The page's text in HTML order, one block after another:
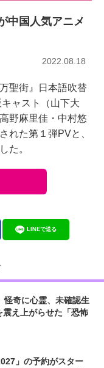
中国人気アニメ
2022.08.18
聖街』日本語吹替
ャスト（山下大
野麻里佳・中村悠
れた第１弾PVと、
た。
LINEで送る
怪奇に心霊、未確認生
え上がらせた「恐怖
」の予約がスター